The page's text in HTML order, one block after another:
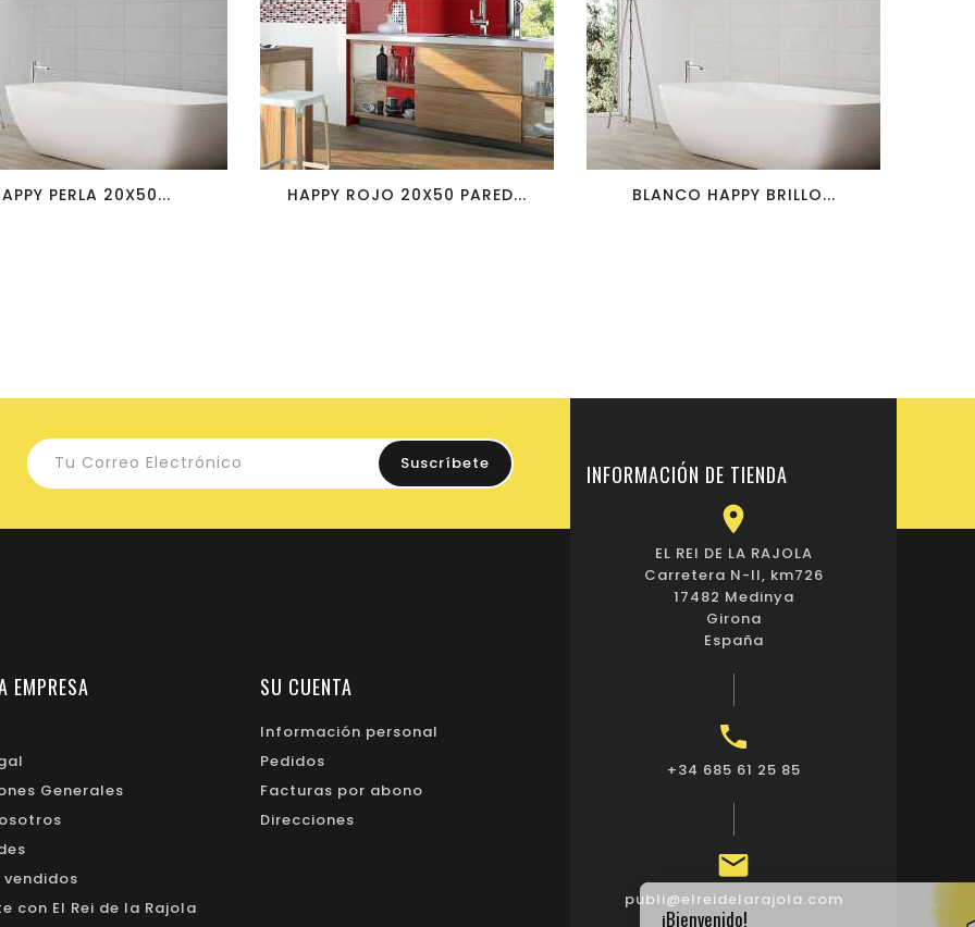
PERLA 20X50...
favorite_border visibility
HAPPY ROJO 20X50 PARED... BLANCO HAPPY BRILLO...
EMPRESA
Generales
vendidos
con El Rei de la Rajola
SU CUENTA
Información personal
Pedidos
Facturas por abono
Direcciones
INFORMACIÓN DE TIENDA

EL REI DE LA RAJOLA
Carretera N-II, km726
17482 Medinya
Girona
España

+34 685 61 25 85

publi@elreidelarajola.com